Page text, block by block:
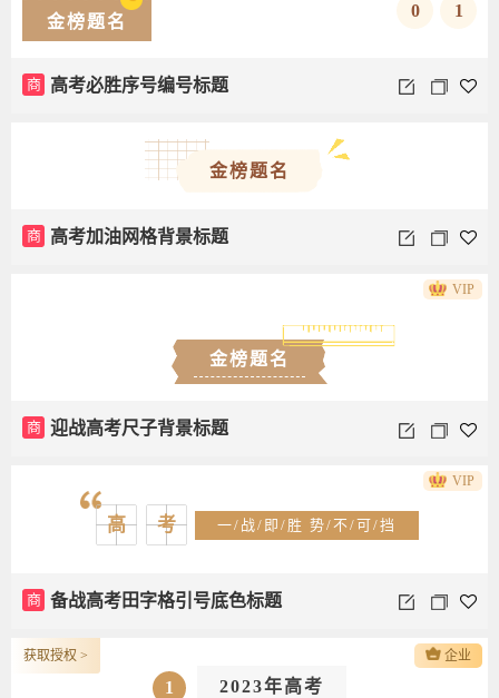
金榜题名
0 1
商 高考必胜序号编号标题
金榜题名
商 高考加油网格背景标题
金榜题名
商 迎战高考尺子背景标题
VIP
高 考 一/战/即/胜 势/不/可/挡
商 备战高考田字格引号底色标题
VIP
1 2023年高考
获取授权 > 企业